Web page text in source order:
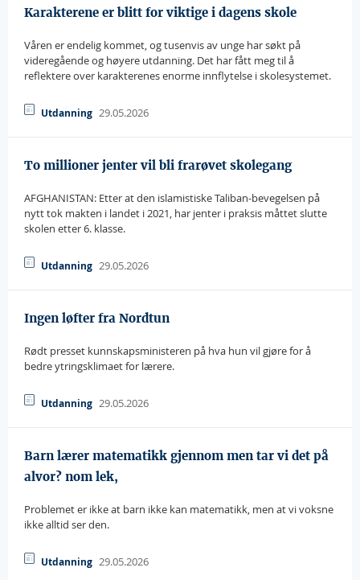
Karakterene er blitt for viktige i dagens skole
Våren er endelig kommet, og tusenvis av unge har søkt på
videregående og høyere utdanning. Det har fått meg til å
reflektere over karakterenes enorme innflytelse i skolesystemet.
Utdanning 29.05.2026
To millioner jenter vil bli frarøvet skolegang
AFGHANISTAN: Etter at den islamistiske Taliban-bevegelsen på
nytt tok makten i landet i 2021, har jenter i praksis måttet slutte
skolen etter 6. klasse.
Utdanning 29.05.2026
Ingen løfter fra Nordtun
Rødt presset kunnskapsministeren på hva hun vil gjøre for å
bedre ytringsklimaet for lærere.
Utdanning 29.05.2026
Barn lærer matematikk gjennom men tar vi det på
alvor? nom lek,
Problemet er ikke at barn ikke kan matematikk, men at vi voksne
ikke alltid ser den.
Utdanning 29.05.2026